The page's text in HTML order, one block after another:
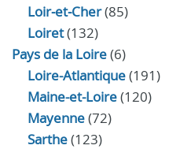
Loir‑et‑Cher(85)
Loiret(132)
Pays de la Loire(6)
Loire-Atlantique(191)
Maine-et-Loire(120)
Mayenne(72)
Sarthe(123)